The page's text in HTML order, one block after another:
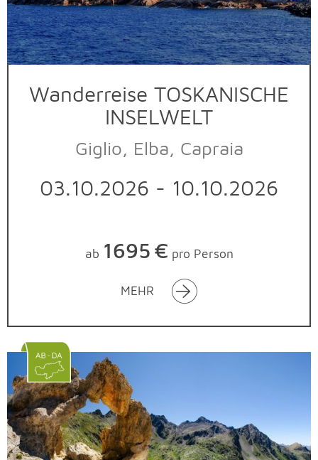
Wanderreise TOSKANISCHE
INSELWELT
Giglio, Elba, Capraia
03.10.2026 - 10.10.2026
ab 1695 € pro Person
MEHR